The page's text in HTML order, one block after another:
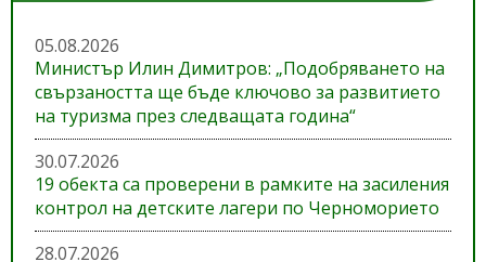
05.08.2026
Министър Илин Димитров: „Подобряването на
свързаността ще бъде ключово за развитието
на туризма през следващата година“
30.07.2026
19 обекта са проверени в рамките на засиления
контрол на детските лагери по Черноморието
28.07.2026